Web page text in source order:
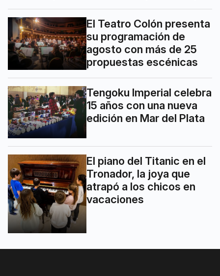
El Teatro Colón presenta
su programación de
agosto con más de 25
propuestas escénicas
Tengoku Imperial celebra
15 años con una nueva
edición en Mar del Plata
El piano del Titanic en el
Tronador, la joya que
atrapó a los chicos en
vacaciones